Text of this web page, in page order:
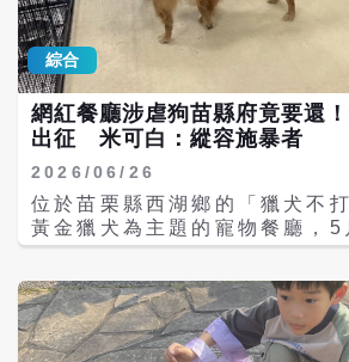
綜合
網紅餐廳涉虐狗苗縣府竟要還
出征 米可白：縱容施暴者
2026/06/26
位於苗栗縣西湖鄉的「獵犬不
黃金獵犬為主題的寵物餐廳，5
爆出陳姓飼主業者涉多項虐狗
禁。未料，傳出苗栗縣政府預
歸還施暴飼主，引發大批網友
錦的臉書也陸續遭網友湧入留